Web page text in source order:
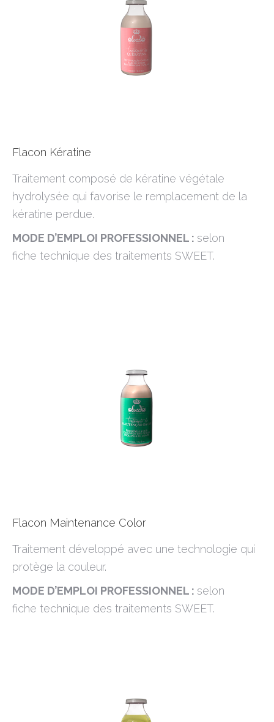
Flacon Kératine
Traitement composé de kératine végétale
hydrolysée qui favorise le remplacement de la
kératine perdue.
MODE D’EMPLOI PROFESSIONNEL : selon
fiche technique des traitements SWEET.
Flacon Maintenance Color
Traitement développé avec une technologie qui
protège la couleur.
MODE D’EMPLOI PROFESSIONNEL : selon
fiche technique des traitements SWEET.